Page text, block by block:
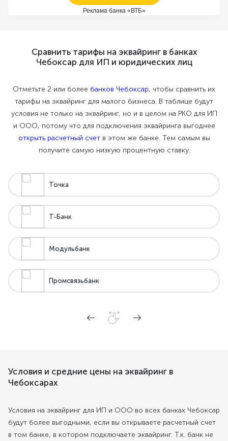
Реклама банка «ВТБ»
Сравнить тарифы на эквайринг в банках
Чебоксар для ИП и юридических лиц
Отметьте 2 или более банков Чебоксар, чтобы сравнить их
тарифы на эквайринг для малого бизнеса. В таблице будут
условия не только на эквайринг, но и в целом на РКО для ИП
и ООО, потому что для подключения эквайринга выгоднее
открыть расчетный счетв этом же банке. Тем самым вы
получите самую низкую процентную ставку.
Точка
Т-Банк
Модульбанк
Промсвязьбанк
Условия и средние цены на эквайринг в
Чебоксарах
Условия на эквайринг для ИП и ООО во всех банках Чебоксар
будут более выгодными, если вы открываете расчетный счет
в том банке, в котором подключаете эквайринг. Т.к. банк не